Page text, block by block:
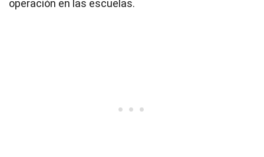
operación en las escuelas.